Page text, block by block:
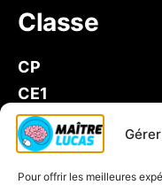
Pour offrir les meilleures
Classe
CP
CE1
CE2
CM1
CM2